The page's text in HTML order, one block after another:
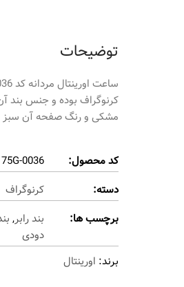
توضیحات
کرنوگراف بوده و جنس بند
مشکی و رنگ صفحه آن سبز
کد محصول:
0036
دسته:
کرنوگراف
برچسب ها:
بند رابر,
دودی
برند: اورینتال